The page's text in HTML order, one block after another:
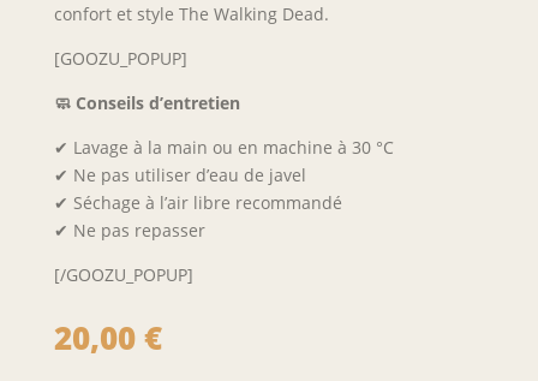
confort et style The Walking Dead.
[GOOZU_POPUP]
🧼 Conseils d’entretien
✔ Lavage à la main ou en machine à 30 °C
✔ Ne pas utiliser d’eau de javel
✔ Séchage à l’air libre recommandé
✔ Ne pas repasser
[/GOOZU_POPUP]
20,00€